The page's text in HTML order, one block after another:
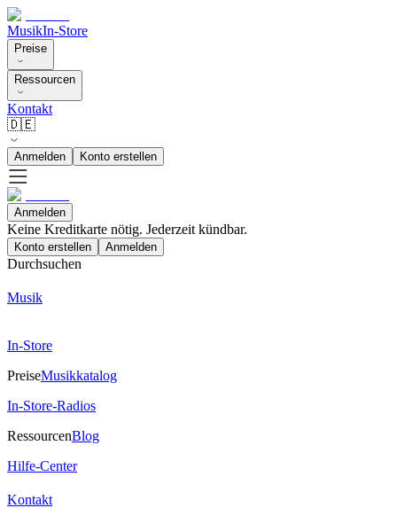
MusikIn-Store
Preise
Ressourcen
Kontakt
🇩🇪
Anmelden Konto erstellen
Anmelden
Keine Kreditkarte nötig. Jederzeit kündbar.
Konto erstellen Anmelden
Durchsuchen
Musik
In-Store
PreiseMusikkatalog
In-Store-Radios
RessourcenBlog
Hilfe-Center
Kontakt